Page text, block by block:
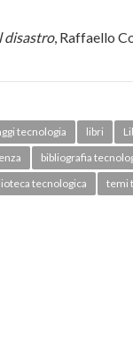
disastro, Raffaello
tecnologia libri
bibliografia
tecnologica temi